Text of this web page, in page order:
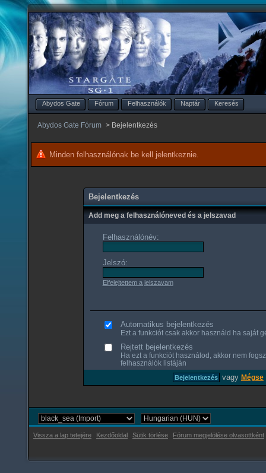
Abydos Gate Fórum Felhasználók Naptár Keresés
Abydos Gate Fórum > Bejelentkezés
Minden felhasználónak be kell jelentkeznie.
Bejelentkezés
Add meg a felhasználóneved és a jelszavad
Felhasználónév:
Jelszó:
Elfelejtettem a jelszavam
Automatikus bejelentkezés
Ezt a funkciót csak akkor használd ha saját
Rejtett bejelentkezés
Ha ezt a funkciót használod, akkor nem
felhasználók listáján
vagy Mégse
Vissza a lap tetejére Kezdőoldal Sütik törlése Fórum megjelölése olvasottként